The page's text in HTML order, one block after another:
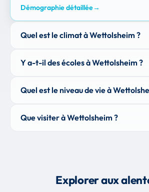
Démographie détaillée→
Quel est le climat à Wettolsheim ?
Y a-t-il des écoles à Wettolsheim ?
Quel est le niveau de vie à
Que visiter à Wettolsheim ?
Explorer aux